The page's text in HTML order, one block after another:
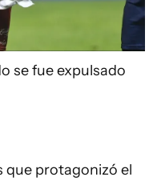
se fue expulsado
que protagonizó el